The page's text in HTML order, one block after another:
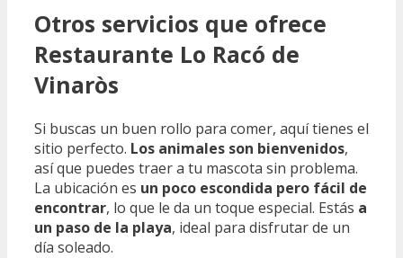
Otros servicios que ofrece
Restaurante Lo Racó de
Vinaròs
Si buscas un buen rollo para comer, aquí tienes el
sitio perfecto. Los animales son bienvenidos,
así que puedes traer a tu mascota sin problema.
La ubicación es un poco escondida pero fácil de
encontrar, lo que le da un toque especial. Estás a
un paso de la playa, ideal para disfrutar de un
día soleado.